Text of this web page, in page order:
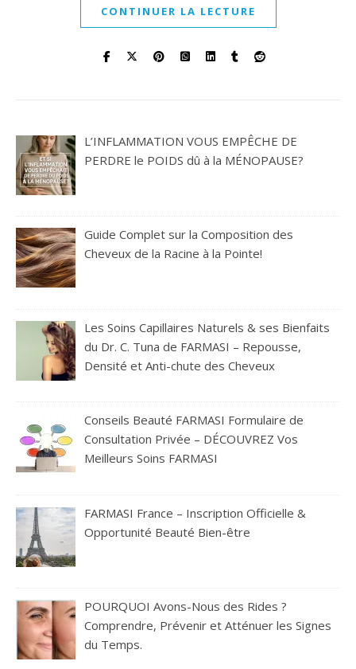
CONTINUER LA LECTURE
L’INFLAMMATION VOUS EMPÊCHE DE
PERDRE le POIDS dû à la MÉNOPAUSE?
Guide Complet sur la Composition des
Cheveux de la Racine à la Pointe!
Les Soins Capillaires Naturels & ses Bienfaits
du Dr. C. Tuna de FARMASI – Repousse,
Densité et Anti-chute des Cheveux
Conseils Beauté FARMASI Formulaire de
Consultation Privée – DÉCOUVREZ Vos
Meilleurs Soins FARMASI
FARMASI France – Inscription Officielle &
Opportunité Beauté Bien-être
POURQUOI Avons-Nous des Rides ?
Comprendre, Prévenir et Atténuer les Signes
du Temps.